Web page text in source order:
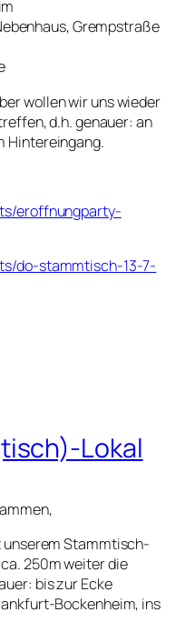
Grempstraße
wollen wir uns wieder
d.h. genauer: an
Hintereingang.
eroffnungparty-
do-stammtisch-13-7-
Lokal
Stammtisch-
250m weiter die
bis zur Ecke
Bockenheim, ins